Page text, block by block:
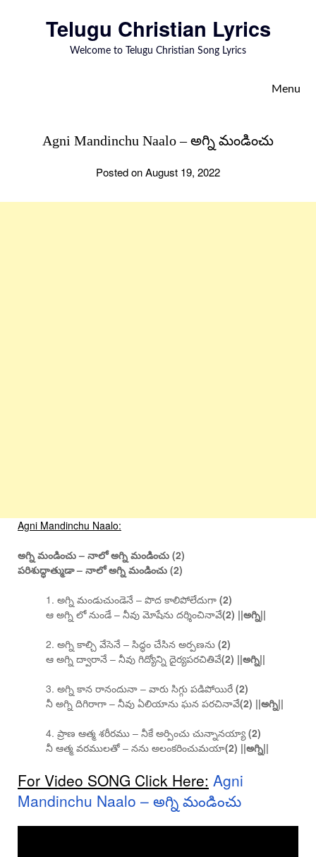
Telugu Christian Lyrics
Welcome to Telugu Christian Song Lyrics
Menu
Agni Mandinchu Naalo – అగ్ని మండించు
Posted on August 19, 2022
Agni Mandinchu Naalo:
అగ్ని మండించు – నాలో అగ్ని మండించు (2)
పరిశుద్ధాత్ముడా – నాలో అగ్ని మండించు (2)
1. అగ్ని మండుచుండెనే – పొద కాలిపోలేదుగా (2)
ఆ అగ్ని లో నుండే – నీవు మోషేను దర్శించినావే(2) ||అగ్ని||
2. అగ్ని కాల్చి వేసెనే – సిద్ధం చేసిన అర్పణను (2)
ఆ అగ్ని ద్వారానే – నీవు గిద్యోన్ని దైర్యపరచితివే(2) ||అగ్ని||
3. అగ్ని కాన రానందునా – వారు సిగ్గు పడిపోయిరే (2)
నీ అగ్ని దిగిరాగా – నీవు ఏలియాను ఘన పరచినావే(2) ||అగ్ని||
4. ప్రాణ ఆత్మ శరీరము – నీకే అర్పించు చున్నానయ్యా (2)
నీ ఆత్మ వరములతో – నను అలంకరించుమయా(2) ||అగ్ని||
For Video SONG Click Here: Agni
Mandinchu Naalo – అగ్ని మండించు